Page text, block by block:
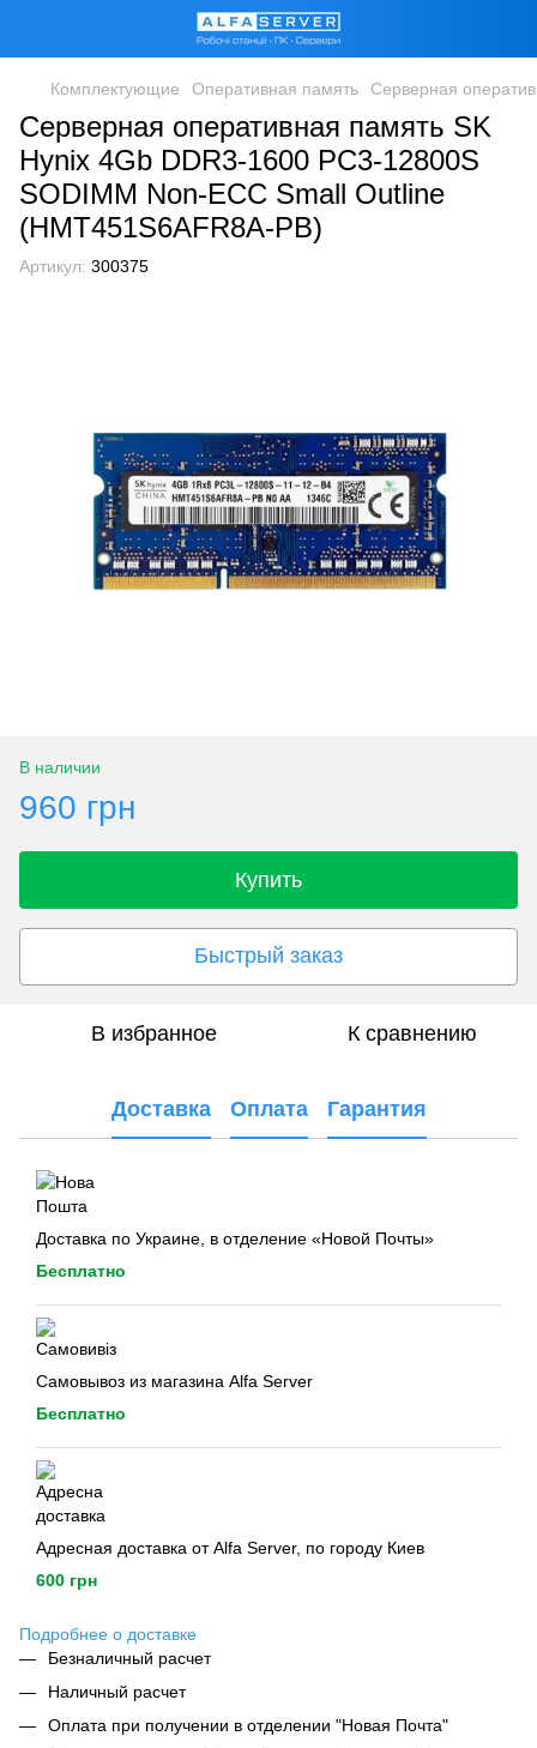
Комплектующие Оперативная память Серверная
Серверная оперативная память SK
Hynix 4Gb DDR3-1600 PC3-12800S
SODIMM Non-ECC Small Outline
(HMT451S6AFR8A-PB)
Артикул: 300375
В наличии
960 грн
Купить
Быстрый заказ
В избранное К сравнению
Доставка Оплата Гарантия
Доставка по Украине, в отделение «Новой Почты»
Бесплатно
Самовывоз из магазина Alfa Server
Бесплатно
Адресная доставка от Alfa Server, по городу Киев
600 грн
Подробнее о доставке
Безналичный расчет
Наличный расчет
Оплата при получении в отделении "Новая Почта"